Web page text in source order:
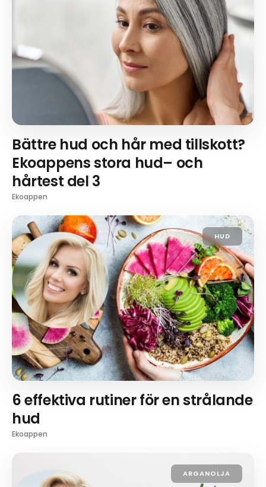
Bättre hud och hår med tillskott?
Ekoappens stora hud– och
hårtest del 3
Ekoappen
HUD
6 effektiva rutiner för en strålande
hud
Ekoappen
ARGANOLJA